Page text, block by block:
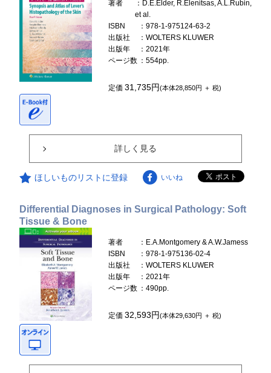
著者
：D.E.Elder, R.Elenitsas, A.L.Rubin,
et al.
ISBN
：978-1-975124-63-2
出版社
：WOLTERS KLUWER
出版年
：2021年
ページ数 ：554pp.
定価31,735円(本体28,850円 ＋ 税)
詳しく見る
ほしいものリストに登録 いいね
Differential Diagnoses in Surgical Pathology: Soft
Tissue & Bone
著者
：E.A.Montgomery & A.W.Jamess
ISBN
：978-1-975136-02-4
出版社
：WOLTERS KLUWER
出版年
：2021年
ページ数 ：490pp.
定価32,593円(本体29,630円 ＋ 税)